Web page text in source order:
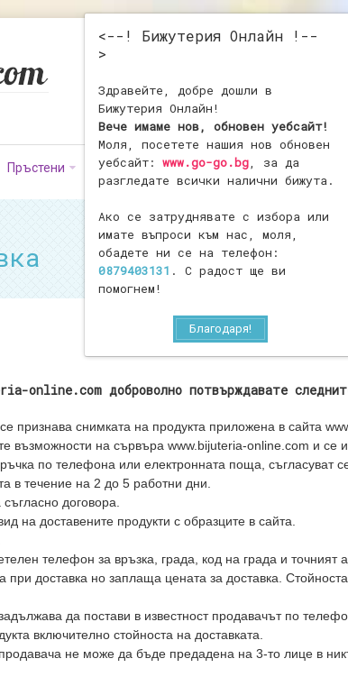
<--! Бижутерия Онлайн !--
>
Здравейте, добре дошли в
Бижутерия Онлайн!
Вече имаме нов, обновен уебсайт!
Моля, посетете нашия нов обновен
уебсайт: www.go-go.bg, за да
разгледате всички налични бижута.
Ако се затруднявате с избора или
имате въпроси към нас, моля,
обадете ни се на телефон:
0879403131 . С радост ще ви
помогнем!
Благодаря!
Здравейте!
Любими
Пръстени Обеци Фигурки Броеници
Договор покупко/продажба
online.com доброволно потвърждавате
признава снимката на продукта приложена в сайта
възможности на сървъра www.bijuteria-online.com и се
по телефона или електронната поща, съгласуват
в течение на 2 до 5 работни дни.
договора.
на доставените продукти с образците в сайта.
телефон за връзка, града, код на града и точният
доставка но заплаща цената за доставка.
да постави в известност продавачът по
включително стойноста на доставката.
не може да бъде предадена на 3-то лице в